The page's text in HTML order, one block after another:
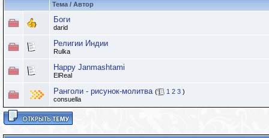
Тема / Автор
Боги
darid
Религии Индии
Rulka
Happy Janmashtami
ElReal
Ранголи - рисунок-молитва ( 1 2 3 )
consuella